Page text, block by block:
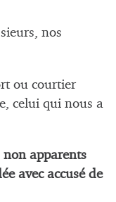
nos
ou courtier
celui qui nous a
non apparents
avec accusé de